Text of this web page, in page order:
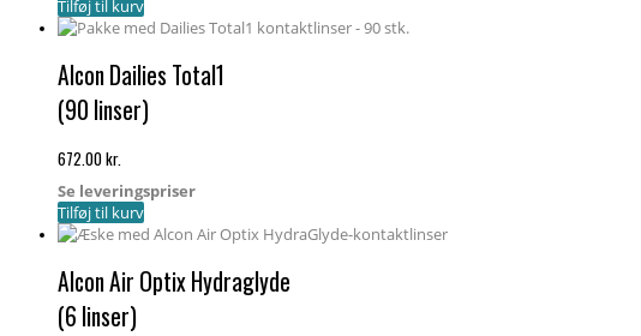
Tilføj til kurv
Alcon Dailies Total1
(90 linser)
672.00kr.
Se leveringspriser
Tilføj til kurv
Alcon Air Optix Hydraglyde
(6 linser)